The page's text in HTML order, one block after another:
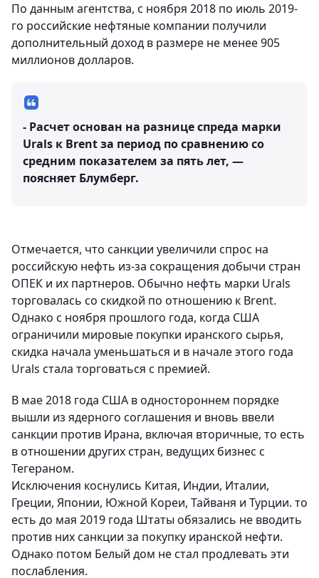
По данным агентства, с ноября 2018 по июль 2019-
го российские нефтяные компании получили
дополнительный доход в размере не менее 905
миллионов долларов.
- Расчет основан на разнице спреда марки
Urals к Brent за период по сравнению со
средним показателем за пять лет, —
поясняет Блумберг.
Отмечается, что санкции увеличили спрос на
российскую нефть из-за сокращения добычи стран
ОПЕК и их партнеров. Обычно нефть марки Urals
торговалась со скидкой по отношению к Brent.
Однако с ноября прошлого года, когда США
ограничили мировые покупки иранского сырья,
скидка начала уменьшаться и в начале этого года
Urals стала торговаться с премией.
В мае 2018 года США в одностороннем порядке
вышли из ядерного соглашения и вновь ввели
санкции против Ирана, включая вторичные, то есть
в отношении других стран, ведущих бизнес с
Тегераном.
Исключения коснулись Китая, Индии, Италии,
Греции, Японии, Южной Кореи, Тайваня и Турции. то
есть до мая 2019 года Штаты обязались не вводить
против них санкции за покупку иранской нефти.
Однако потом Белый дом не стал продлевать эти
послабления.